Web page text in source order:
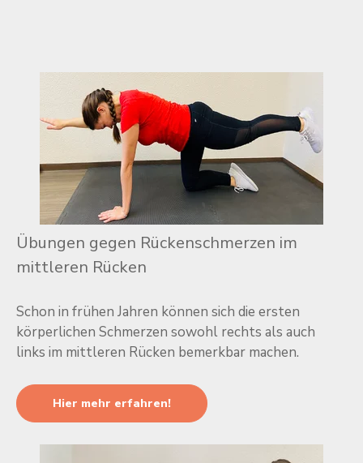
Übungen gegen Rückenschmerzen im
mittleren Rücken
Schon in frühen Jahren können sich die ersten
körperlichen Schmerzen sowohl rechts als auch
links im mittleren Rücken bemerkbar machen.
Hier mehr erfahren!